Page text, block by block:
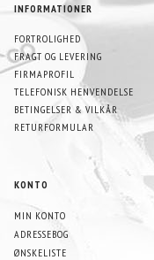
INFORMATIONER
FORTROLIGHED
FRAGT OG LEVERING
FIRMAPROFIL
TELEFONISK HENVENDELSE
BETINGELSER & VILKÅR
RETURFORMULAR
KONTO
MIN KONTO
ADRESSEBOG
ØNSKELISTE